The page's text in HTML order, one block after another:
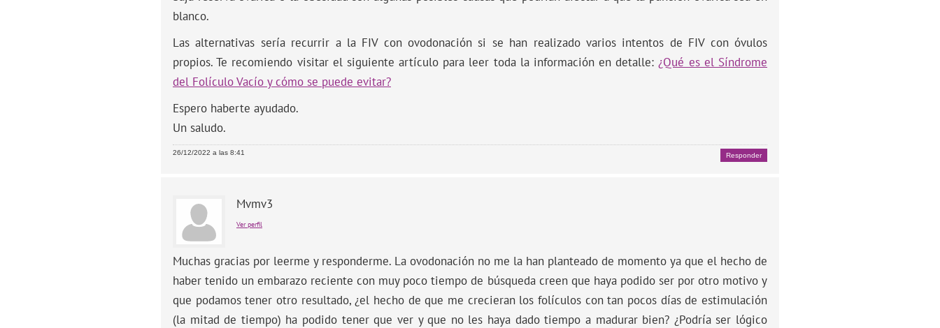
blanco.
Las alternativas sería recurrir a la FIV con ovodonación si se han realizado varios intentos de FIV con óvulos
propios. Te recomiendo visitar el siguiente artículo para leer toda la información en detalle:¿Qué es el Síndrome
del Folículo Vacío y cómo se puede evitar?
Espero haberte ayudado.
Un saludo.
26/12/2022 a las 8:41 Responder
Mvmv3
Ver perfil
Muchas gracias por leerme y responderme. La ovodonación no me la han planteado de momento ya que el hecho de
haber tenido un embarazo reciente con muy poco tiempo de búsqueda creen que haya podido ser por otro motivo y
que podamos tener otro resultado, ¿el hecho de que me crecieran los folículos con tan pocos días de estimulación
(la mitad de tiempo) ha podido tener que ver y que no les haya dado tiempo a madurar bien? ¿Podría ser lógico